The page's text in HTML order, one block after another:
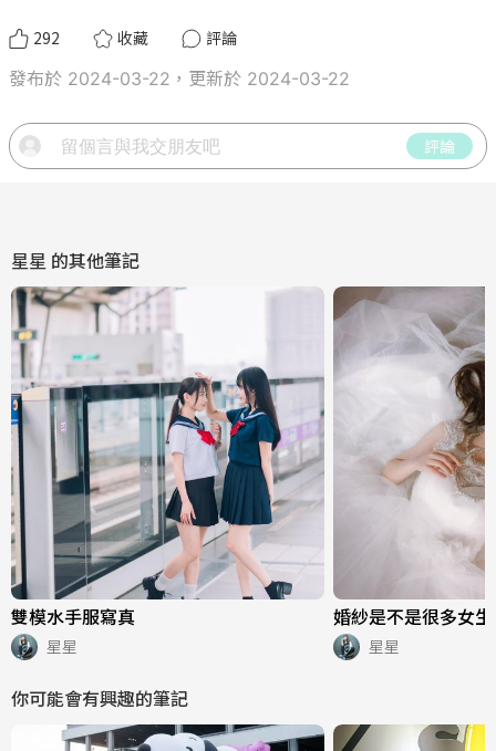
292 收藏
評論
發布於 2024-03-22，更新於 2024-03-22
評論
星星 的其他筆記
雙模水手服寫真
星星
婚紗是不是很多女
星星
你可能會有興趣的筆記